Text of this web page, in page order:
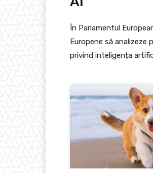
În Parlamentul
Europene să analizeze
privind inteligența